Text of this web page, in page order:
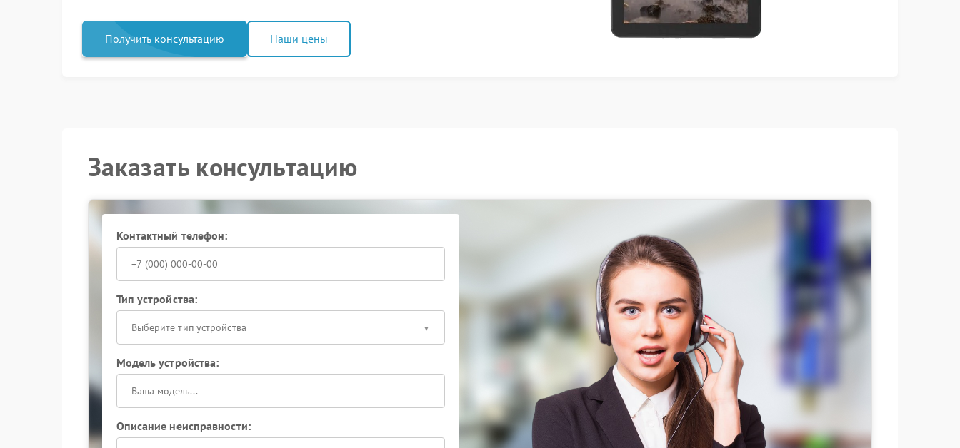
Получить консультацию Наши цены
Заказать консультацию
Контактный телефон:
Тип устройства:
Выберите тип устройства
Модель устройства:
Описание неисправности: